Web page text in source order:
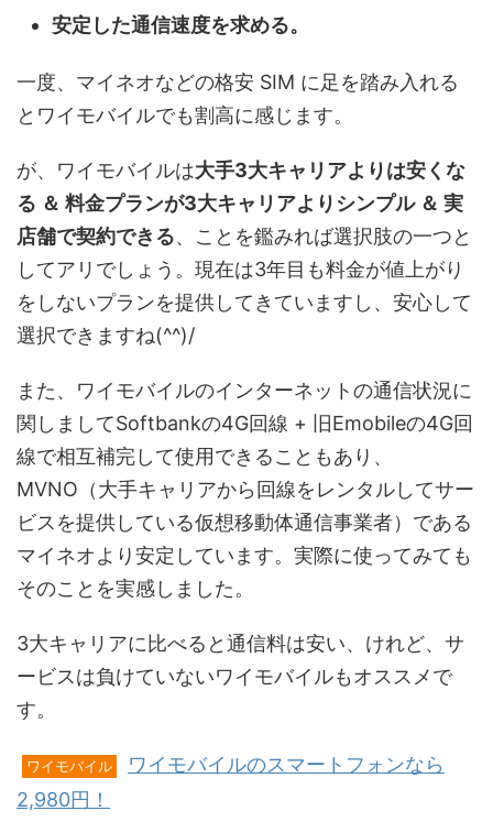
安定した通信速度を求める。
一度、マイネオなどの格安 SIM に足を踏み入れる
とワイモバイルでも割高に感じます。
が、ワイモバイルは大手3大キャリアよりは安くな
る ＆ 料金プランが3大キャリアよりシンプル ＆ 実
店舗で契約できる、ことを鑑みれば選択肢の一つと
してアリでしょう。現在は3年目も料金が値上がり
をしないプランを提供してきていますし、安心して
選択できますね(^^)/
また、ワイモバイルのインターネットの通信状況に
関しましてSoftbankの4G回線 + 旧Emobileの4G回
線で相互補完して使用できることもあり、
MVNO（大手キャリアから回線をレンタルしてサー
ビスを提供している仮想移動体通信事業者）である
マイネオより安定しています。実際に使ってみても
そのことを実感しました。
3大キャリアに比べると通信料は安い、けれど、サ
ービスは負けていないワイモバイルもオススメで
す。
ワイモバイル
ワイモバイルのスマートフォンなら
2,980円！